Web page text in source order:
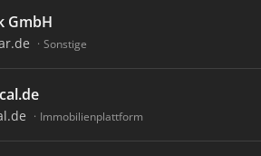
GmbH
Sonstige
Immobilienplattform